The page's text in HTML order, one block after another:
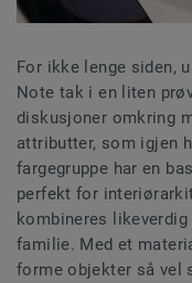
For ikke lenge siden,
Note tak i en liten
diskusjoner omkring
attributter, som igjen
fargegruppe har en
perfekt for
kombineres
familie. Med et
forme objekter så vel